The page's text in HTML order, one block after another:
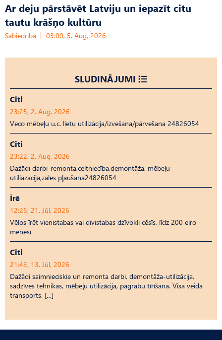
Ar deju pārstāvēt Latviju un iepazīt citu
tautu krāšņo kultūru
Sabiedrība 03:00, 5. Aug, 2026
SLUDINĀJUMI
Citi
23:25, 2. Aug, 2026
Veco mēbeļu u.c. lietu utilizācija/izvešana/pārvešana 24826054
Citi
23:22, 2. Aug, 2026
Dažādi darbi-remonta,celtniecība,demontāža, mēbeļu
utiliāzācija,zāles pļaušana24826054
Īrē
12:25, 21. Jūl, 2026
Vēlos īrēt vienistabas vai divistabas dzīvokli cēsīs, līdz 200 eiro
mēnesī.
Citi
21:43, 13. Jūl, 2026
Dažādi saimnieciskie un remonta darbi, demontāža-utilizācija,
sadzīves tehnikas, mēbeļu utilizācija, pagrabu tīrīšana. Visa veida
transports. […]